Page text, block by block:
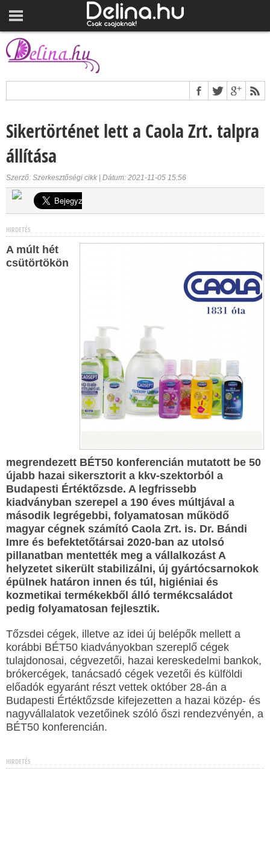
Sikertörténet lett a Caola Zrt. talpra
állítása
Szerző: Szerkesztőségi cikk | Dátum: 2021-11-05 15:56
HIRDETÉS
A múlt hét
csütörtökön
megrendezett BÉT50 konferencián mutatott be 50
újabb hazai sikersztorit a kkv-szektorból a
Budapesti Értéktőzsde. A legfrissebb
kiadványban szerepel a 190 éves múltjával a
második legrégebbi, folyamatosan működő
magyar cégnek számító Caola Zrt. is. Dr. Bándi
Imre és befektetőtársai 2020-ban az utolsó
pillanatban mentették meg a vállalkozást A
helyzetet sikerült stabilizálni, új gyártócsarnokok
épülnek határon innen és túl, higiéniai és
kozmetikai termékekből álló termékcsaládot
pedig folyamatosan fejlesztik.
Tőzsdei cégek, illetve az idei új belépők mellett a
korábbi BÉT50 kiadványokban szereplő cégek
tulajdonosai, cégvezetői, hazai kereskedelmi bankok,
brókercégek, tanácsadó cégek vezetői és külföldi
előadók egyaránt részt vettek október 28-án a
Budapesti Értéktőzsde kifejezetten a hazai közép- és
nagyvállalatok vezetőinek szóló őszi rendezvényén, a
BÉT50 konferencián.
HIRDETÉS